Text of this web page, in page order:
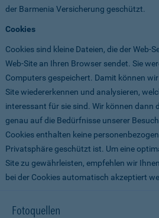
der Barmenia Versicherung geschützt.
Cookies
Cookies sind kleine Dateien, die der Web-
Web-Site an Ihren Browser sendet. Sie
Computers gespeichert. Damit können
Site wiedererkennen und analysieren,
interessant für sie sind. Wir können dann
genau auf die Bedürfnisse unserer
Cookies enthalten keine
Privatsphäre geschützt ist. Um eine
Site zu gewährleisten, empfehlen wir
bei der Cookies automatisch akzeptiert
Fotoquellen